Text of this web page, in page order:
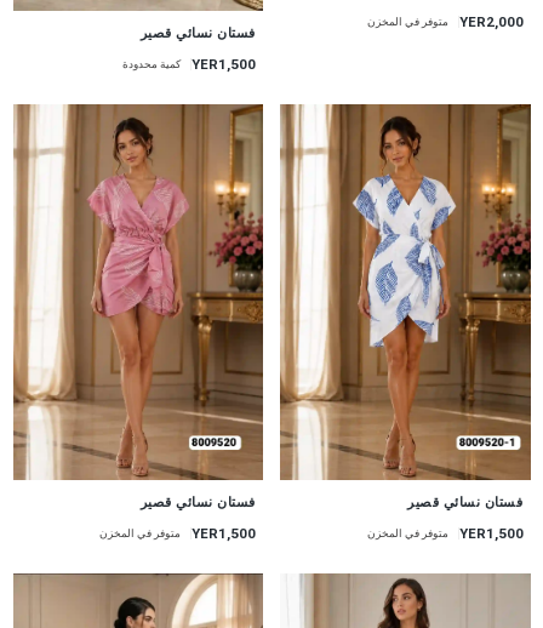
YER2,000 متوفر في المخزن
فستان نسائي قصير
YER1,500 كمية محدودة
فستان نسائي قصير
YER1,500 متوفر في المخزن
فستان نسائي قصير
YER1,500 متوفر في المخزن